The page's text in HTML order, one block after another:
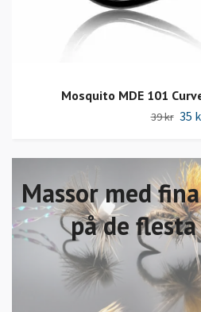
Massor med
på de
Mosquito MDE 101
39 kr 35